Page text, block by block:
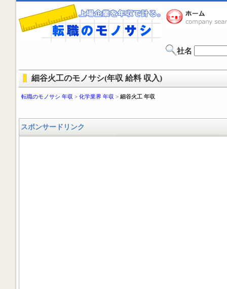
社名
細谷火工のモノサシ(年収 給料 収入)
転職のモノサシ 年収 > 化学業界 年収 > 細谷火工 年収
スポンサードリンク